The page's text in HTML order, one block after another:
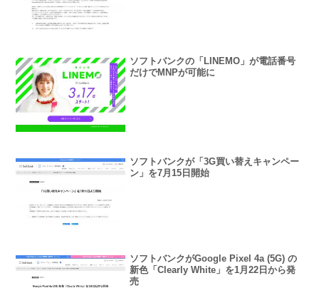
ソフトバンクの「LINEMO」が電話番号
だけでMNPが可能に
ソフトバンクが「3G買い替えキャンペー
ン」を7月15日開始
ソフトバンクがGoogle Pixel 4a (5G) の
新色「Clearly White」を1月22日から発
売